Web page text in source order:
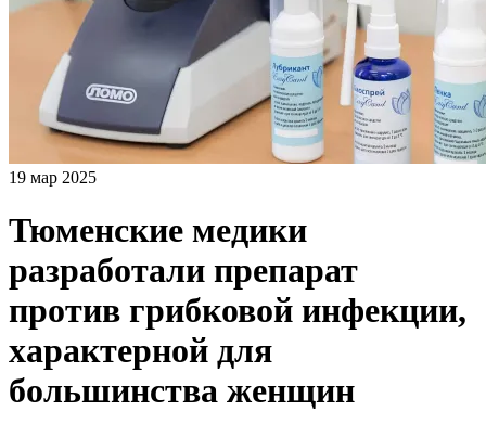
19 мар 2025
Тюменские медики
разработали препарат
против грибковой инфекции,
характерной для
большинства женщин